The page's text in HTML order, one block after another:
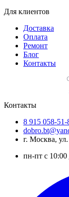
Для клиентов
Доставка
Оплата
Ремонт
Блог
Контакты
Контакты
8 915 058-51-
г. Москва,
пн-пт с 10:00